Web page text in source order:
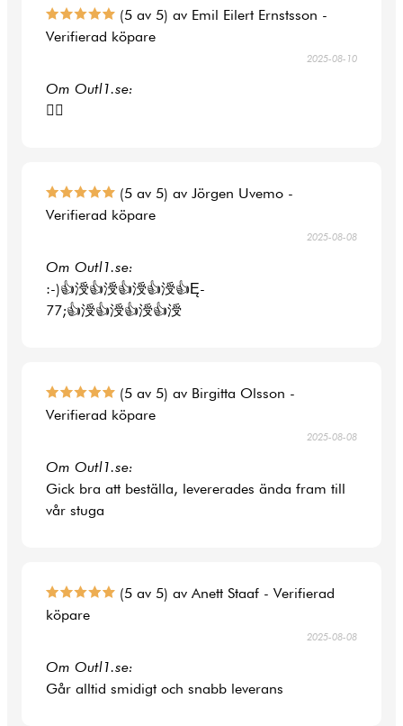
(5 av 5) av Emil Eilert Ernstsson -
Verifierad köpare
2025-08-10
Om Outl1.se:
👍🏻
(5 av 5) av Jörgen Uvemo -
Verifierad köpare
2025-08-08
Om Outl1.se:
:-)👍涭👍涭👍涭👍涭👍Ę-
77;👍涭👍涭👍涭👍涭
(5 av 5) av Birgitta Olsson -
Verifierad köpare
2025-08-08
Om Outl1.se:
Gick bra att beställa, levererades ända fram till
vår stuga
(5 av 5) av Anett Staaf - Verifierad
köpare
2025-08-08
Om Outl1.se:
Går alltid smidigt och snabb leverans